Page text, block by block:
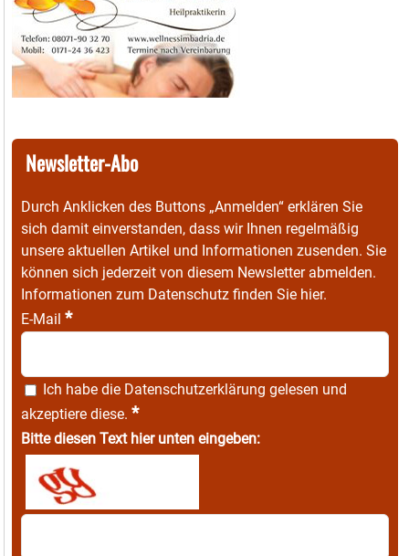
Newsletter-Abo
Durch Anklicken des Buttons „Anmelden“ erklären Sie
sich damit einverstanden, dass wir Ihnen regelmäßig
unsere aktuellen Artikel und Informationen zusenden. Sie
können sich jederzeit von diesem Newsletter abmelden.
Informationen zum Datenschutz finden Sie hier.
E-Mail *
Ich habe die Datenschutzerklärung gelesen und
akzeptiere diese. *
Bitte diesen Text hier unten eingeben: